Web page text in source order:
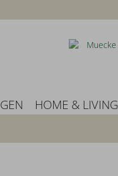
HOME & LIVING